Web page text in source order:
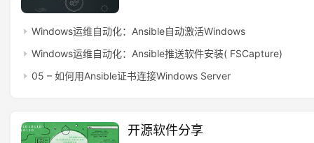
点
列
Windows运维自动化：Ansible自动激活Windows
Windows运维自动化：Ansible推送软件安装( FSCapture)
05 – 如何用Ansible证书连接Windows Server
开源软件分享